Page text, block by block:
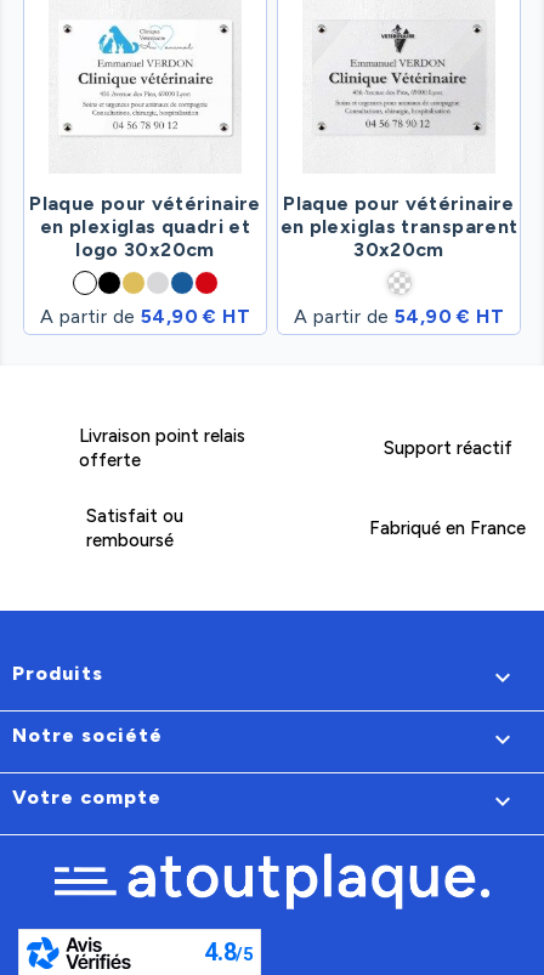
Plaque pour vétérinaire
en plexiglas quadri et
logo 30x20cm
A partir de 54,90 € HT
Plaque pour vétérinaire
en plexiglas transparent
30x20cm
A partir de 54,90 € HT
Livraison point relais
offerte
Support réactif
Satisfait ou
remboursé
Fabriqué en France
Produits 
Notre société 
Votre compte 